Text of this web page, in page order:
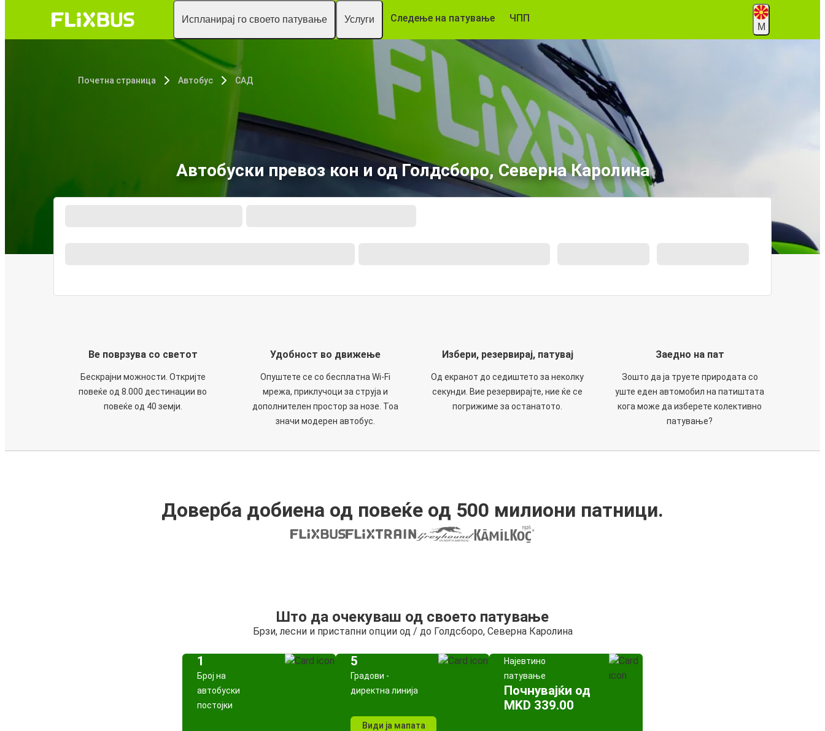
Испланирај го своето патување Услуги Следење на патување ЧПП
М
Почетна страница Автобус САД
Автобуски превоз кон и од Голдсборо, Северна Каролина
Ве поврзува со светот
Бескрајни можности. Откријте
повеќе од 8.000 дестинации во
повеќе од 40 земји.
Удобност во движење
Опуштете се со бесплатна Wi-Fi
мрежа, приклучоци за струја и
дополнителен простор за нозе. Тоа
значи модерен автобус.
Избери, резервирај, патувај
Од екранот до седиштето за неколку
секунди. Вие резервирајте, ние ќе се
погрижиме за останатото.
Заедно на пат
Зошто да ја труете природата со
уште еден автомобил на патиштата
кога може да изберете колективно
патување?
Доверба добиена од повеќе од 500 милиони патници.
Што да очекуваш од своето патување
Брзи, лесни и пристапни опции од / до Голдсборо, Северна Каролина
1
Број на
автобуски
постојки
5
Градови -
директна линија
Види ја мапата
Најевтино
патување
Почнувајќи од
MKD 339.00